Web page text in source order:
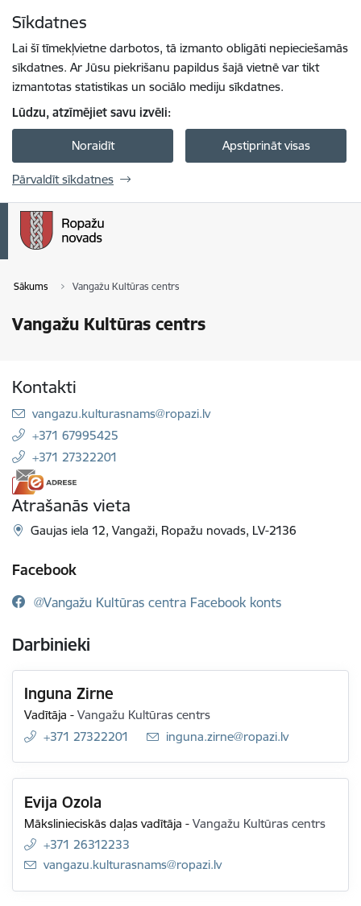
Sīkdatnes
Lai šī tīmekļvietne darbotos, tā izmanto obligāti nepieciešamās
sīkdatnes. Ar Jūsu piekrišanu papildus šajā vietnē var tikt
izmantotas statistikas un sociālo mediju sīkdatnes.
Lūdzu, atzīmējiet savu izvēli:
Noraidīt Apstiprināt visas
Pārvaldīt sīkdatnes
Sākums Vangažu Kultūras centrs
Vangažu Kultūras centrs
Kontakti
E-pasts:
vangazu.kulturasnams@ropazi.lv
+371 67995425
+371 27322201
Atrašanās vieta
Gaujas iela 12, Vangaži, Ropažu novads, LV-2136
Facebook
@Vangažu Kultūras centra Facebook konts
Darbinieki
Inguna Zirne
Vadītāja -Vangažu Kultūras centrs
+371 27322201
E-pasts:
inguna.zirne@ropazi.lv
Evija Ozola
Mākslinieciskās daļas vadītāja -Vangažu Kultūras centrs
+371 26312233
E-pasts:
vangazu.kulturasnams@ropazi.lv